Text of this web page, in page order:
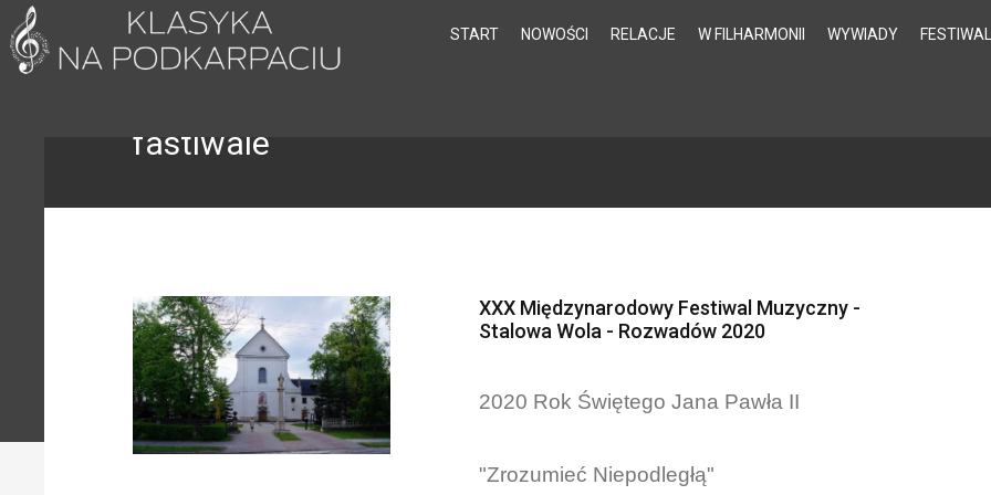
START NOWOŚCI RELACJE W FILHARMONII WYWIADY
fastiwale
XXX Międzynarodowy Festiwal Muzyczny -
Stalowa Wola - Rozwadów 2020
2020 Rok Świętego Jana Pawła II
"Zrozumieć Niepodległą"